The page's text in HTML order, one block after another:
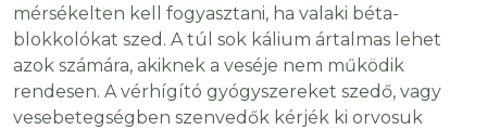
mérsékelten kell fogyasztani, ha valaki béta-
blokkolókat szed. A túl sok kálium ártalmas lehet
azok számára, akiknek a veséje nem működik
rendesen. A vérhígító gyógyszereket szedő, vagy
vesebetegségben szenvedők kérjék ki orvosuk